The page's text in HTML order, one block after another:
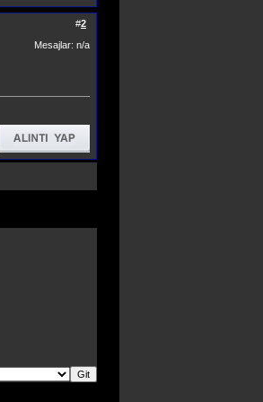
#2
Mesajlar: n/a